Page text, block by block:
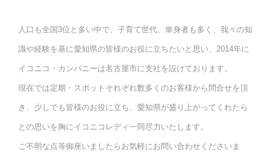
人口も全国3位と多い中で、子育て世代、単身者も多く、我々の知
識や経験を基に愛知県の皆様のお役に立ちたいと思い、2014年に
イコニコ・カンパニーは名古屋市に支社を設けております。
現在では定期・スポットそれぞれ数多くのお客様から問合せを頂
き、少しでも皆様のお役に立ち、愛知県が盛り上がってくれたら
との思いを胸にイコニコレディ一同尽力いたします。
ご不明な点等御座いましたらお気軽にお問い合わせくださいま